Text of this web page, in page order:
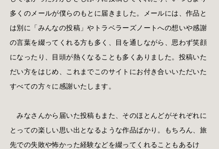
多くのメールが僕らのもとに届きました。メールには、作品と
は別に「みんなの投稿」やトラベラーズノートへの想いや感謝
の言葉を綴ってくれる方も多く、目を通しながら、思わず笑顔
になったり、目頭が熱くなることも多くありました。投稿いた
だい方をはじめ、これまでこのサイトにお付き合いいただいた
すべての方々に感謝いたします。
みなさんから届いた投稿もまた、そのほとんどがそれぞれに
とっての楽しい思い出となるような作品ばかり。もちろん、旅
先での失敗や怖かった経験などを綴ってくれることもあるけ